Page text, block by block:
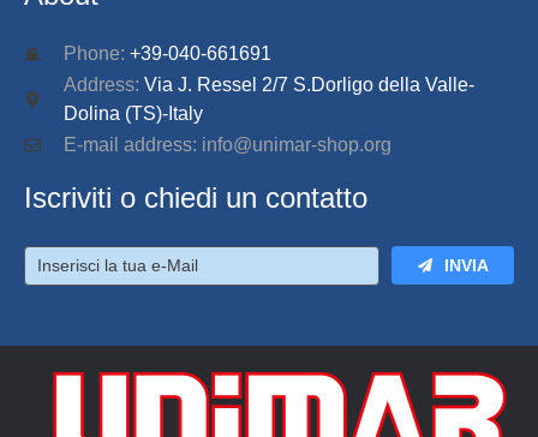
Phone: +39-040-661691
Address: Via J. Ressel 2/7 S.Dorligo della Valle-
Dolina (TS)-Italy
E-mail address: info@unimar-shop.org
Iscriviti o chiedi un contatto
INVIA